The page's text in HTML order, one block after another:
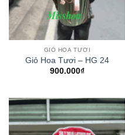
GIỎ HOA TƯƠI
Giỏ Hoa Tươi – HG 24
900.000₫